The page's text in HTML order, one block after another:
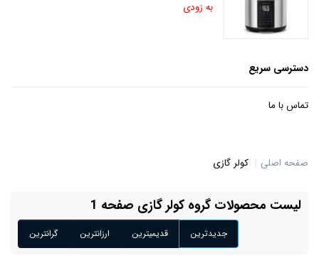
به زودی
دسترسی سریع
تماس با ما
صفحه اصلی کولر گازی
لیست محصولات گروه کولر گازی صفحه 1
جدیدترین قدیمیترین ارزانترین گرانترین